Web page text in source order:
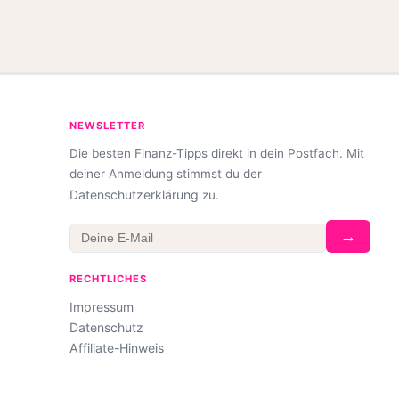
NEWSLETTER
Die besten Finanz-Tipps direkt in dein Postfach. Mit
deiner Anmeldung stimmst du der
Datenschutzerklärung zu.
→
RECHTLICHES
Impressum
Datenschutz
Affiliate-Hinweis